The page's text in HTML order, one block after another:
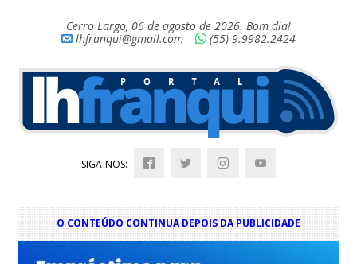
Cerro Largo, 06 de agosto de 2026. Bom dia!
lhfranqui@gmail.com
(55) 9.9982.2424
SIGA-NOS:
O CONTEÚDO CONTINUA DEPOIS DA PUBLICIDADE